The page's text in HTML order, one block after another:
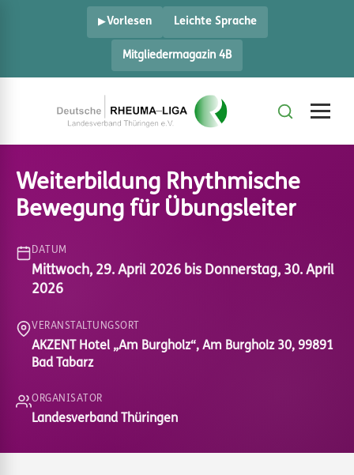
Vorlesen Leichte Sprache
Mitgliedermagazin 4B
Weiterbildung Rhythmische
Bewegung für Übungsleiter
DATUM
Mittwoch, 29. April 2026 bis Donnerstag, 30. April
2026
VERANSTALTUNGSORT
AKZENT Hotel „Am Burgholz“, Am Burgholz 30, 99891
Bad Tabarz
ORGANISATOR
Landesverband Thüringen